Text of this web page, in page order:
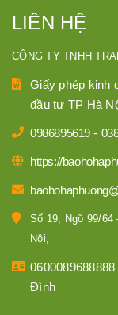
LIÊN HỆ
CÔNG TY TNHH
Giấy phép kinh
đầu tư TP Hà
0986895619 -
https://
Số 19, Ngõ 99/
Nội,
Đình